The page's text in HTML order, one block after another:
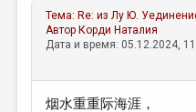
ТРЕДИАКОВСКИЙ
МЕДИА
ВКОНТАКТЕ
Тема: Re: из Лу Ю.
Автор Корди Наталия
Дата и время: 05.12.2024,
烟水重重际海涯，